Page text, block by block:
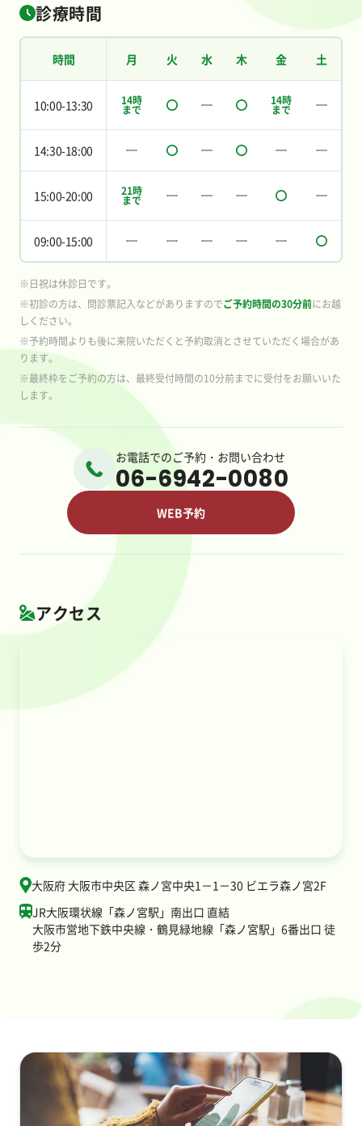
診療時間
時間 月 火 水 木 金 土
10:00-13:30 14時
まで
14時
まで
14:30-18:00
15:00-20:00 21時
まで
09:00-15:00
※日祝は休診日です。
※初診の方は、問診票記入などがありますのでご予約時間の30分前にお越
しください。
※予約時間よりも後に来院いただくと予約取消とさせていただく場合があ
ります。
※最終枠をご予約の方は、最終受付時間の10分前までに受付をお願いいた
します。
お電話でのご予約・お問い合わせ
06-6942-0080
WEB予約
アクセス
大阪府 大阪市中央区 森ノ宮中央1－1－30 ビエラ森ノ宮2F
JR大阪環状線「森ノ宮駅」南出口 直結
大阪市営地下鉄中央線・鶴見緑地線「森ノ宮駅」6番出口 徒
歩2分